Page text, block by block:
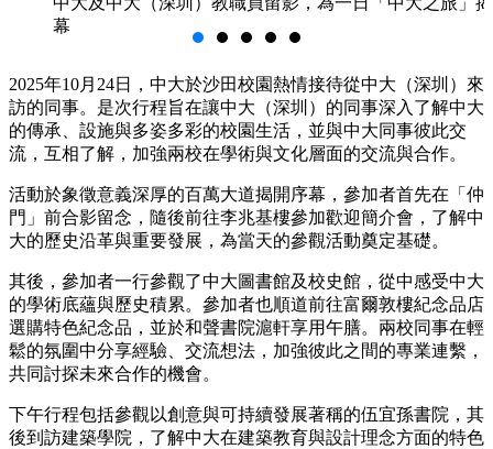
幕
2025年10月24日，中大於沙田校園熱情接待從中大（深圳）來
訪的同事。是次行程旨在讓中大（深圳）的同事深入了解中大
的傳承、設施與多姿多彩的校園生活，並與中大同事彼此交
流，互相了解，加強兩校在學術與文化層面的交流與合作。
活動於象徵意義深厚的百萬大道揭開序幕，參加者首先在「仲
門」前合影留念，隨後前往李兆基樓參加歡迎簡介會，了解中
大的歷史沿革與重要發展，為當天的參觀活動奠定基礎。
其後，參加者一行參觀了中大圖書館及校史館，從中感受中大
的學術底蘊與歷史積累。參加者也順道前往富爾敦樓紀念品店
選購特色紀念品，並於和聲書院滬軒享用午膳。兩校同事在輕
鬆的氛圍中分享經驗、交流想法，加強彼此之間的專業連繫，
共同討探未來合作的機會。
下午行程包括參觀以創意與可持續發展著稱的伍宜孫書院，其
後到訪建築學院，了解中大在建築教育與設計理念方面的特色